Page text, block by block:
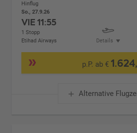
Hinflug
So., 27.9.26
VIE11:55
1 Stopp
Etihad Airways
Details
p.P. ab €
Alternative